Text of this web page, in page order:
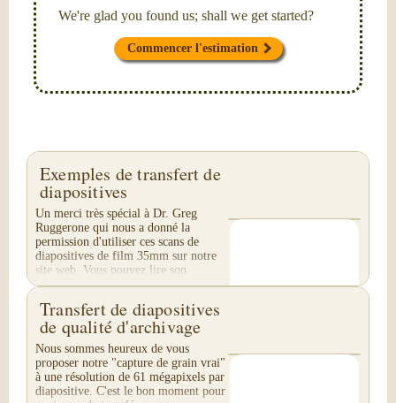
We're glad you found us; shall we get started?
Commencer l'estimation
Exemples de transfert de
diapositives
Un merci très spécial à Dr. Greg
Ruggerone qui nous a donné la
permission d'utiliser ces scans de
diapositives de film 35mm sur notre
site web. Vous pouvez lire son
témoignage enthousiaste...
Transfert de diapositives
de qualité d'archivage
Nous sommes heureux de vous
proposer notre "capture de grain vrai"
à une résolution de 61 mégapixels par
diapositive. C'est le bon moment pour